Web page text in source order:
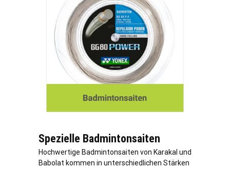
Spezielle Badmintonsaiten
Hochwertige Badmintonsaiten von Karakal und
Babolat kommen in unterschiedlichen Stärken